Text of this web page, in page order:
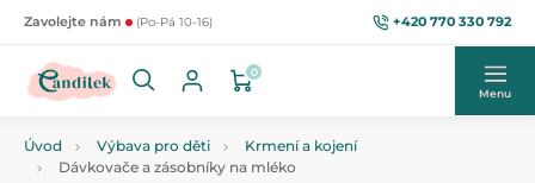
Zavolejte nám (Po-Pá 10-16) +420 770 330 792
0
Menu
Úvod Výbava pro děti
Krmení a kojení
Dávkovače a zásobníky na mléko